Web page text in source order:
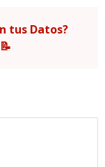
tus Datos?
📝